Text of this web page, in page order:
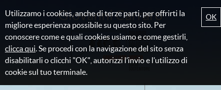
Utilizzamo i cookies, anche di terze parti, per offrirti la
migliore esperienza possibile su questo sito. Per
conoscere come e quali cookies usiamo e come gestirli,
clicca qui. Se procedi con la navigazione del sito senza
disabilitarli o clicchi "OK", autorizzi l’invio e l’utilizzo di
cookie sul tuo terminale.
OK
Giovanni Carraro